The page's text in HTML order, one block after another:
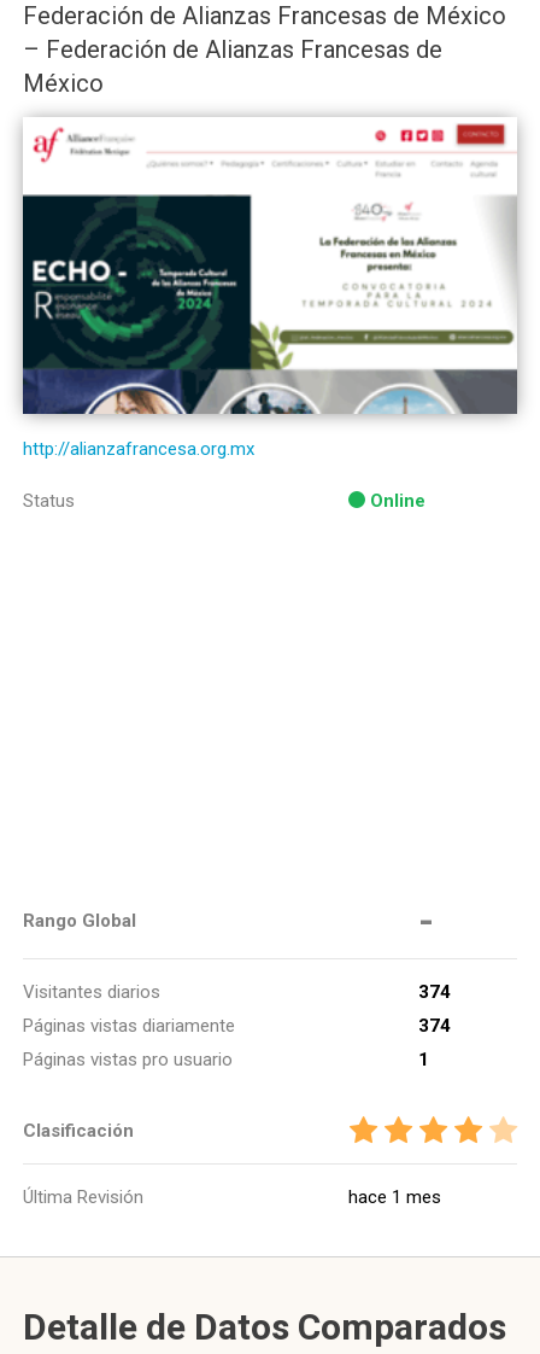
Federación de Alianzas Francesas de México
– Federación de Alianzas Francesas de
México
http://alianzafrancesa.org.mx
Status Online
Rango Global -
Visitantes diarios
374
Páginas vistas diariamente
374
Páginas vistas pro usuario
1
Clasificación
Última Revisión hace 1 mes
Detalle de Datos Comparados